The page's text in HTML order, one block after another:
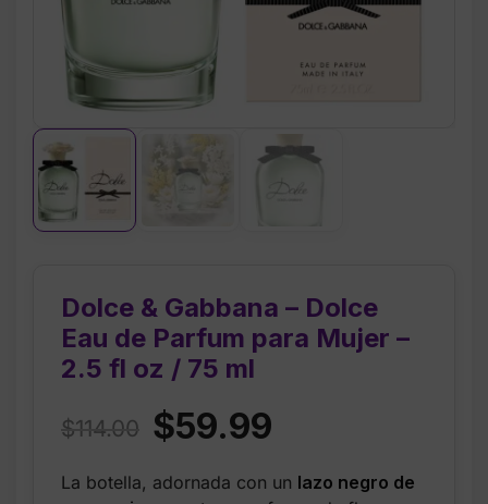
Dolce & Gabbana – Dolce
Eau de Parfum para Mujer –
2.5 fl oz / 75 ml
$114.00 Original
was:
$59.99
is:
La botella, adornada con un lazo negro de